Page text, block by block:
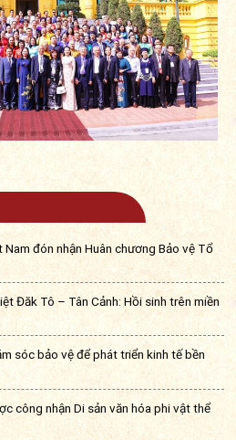
đón nhận Huân chương Bảo vệ Tổ
Đăk Tô – Tân Cảnh: Hồi sinh trên miền
sóc bảo vệ để phát triển kinh tế bền
công nhận Di sản văn hóa phi vật thể